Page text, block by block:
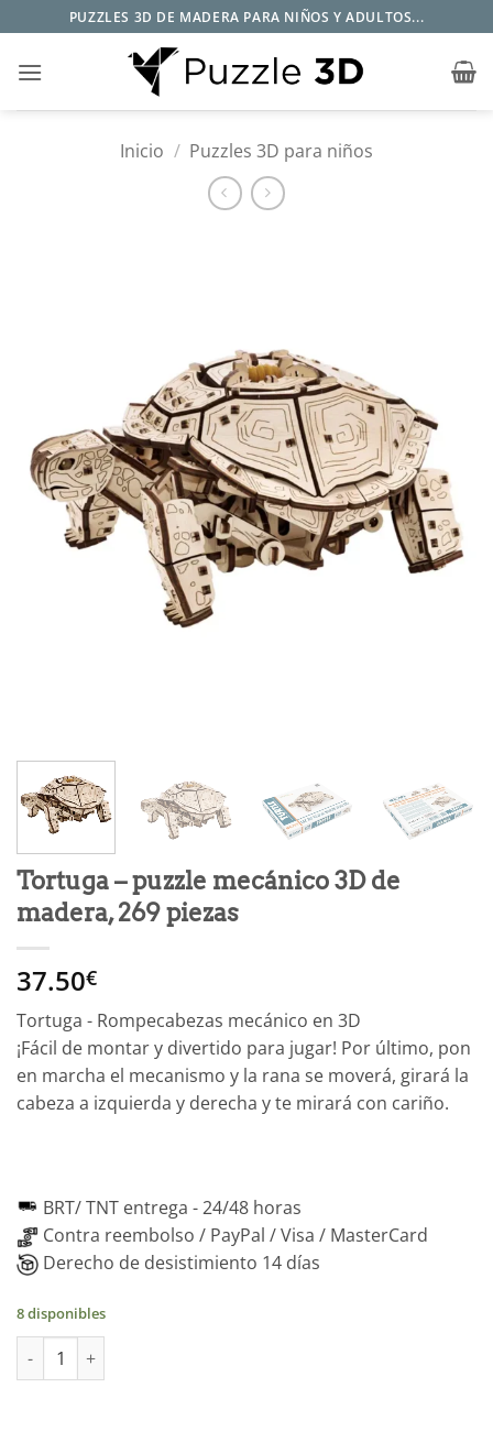
al
contenido
PUZZLES 3D DE MADERA PARA NIÑOS Y ADULTOS...
Inicio / Puzzles 3D para niños
Tortuga – puzzle mecánico 3D de
madera, 269 piezas
37.50€
Tortuga - Rompecabezas mecánico en 3D
¡Fácil de montar y divertido para jugar! Por último, pon
en marcha el mecanismo y la rana se moverá, girará la
cabeza a izquierda y derecha y te mirará con cariño.
BRT/ TNT entrega -24/48 horas
Contra reembolso / PayPal / Visa / MasterCard
Derecho de desistimiento 14 días
8 disponibles
Tortuga - Puzzle mecánico 3D de madera, 269 piezas cantidad